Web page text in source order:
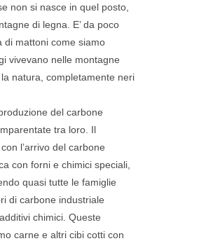
non si nasce in quel posto,
di legna. E’ da poco
di mattoni come siamo
vivevano nelle montagne
natura, completamente neri
del carbone
tra loro. Il
l’arrivo del carbone
con forni e chimici speciali,
quasi tutte le famiglie
di carbone industriale
chimici. Queste
carne e altri cibi cotti con